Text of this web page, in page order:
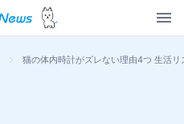
> 猫の体内時計がズレない理由4つ 生活